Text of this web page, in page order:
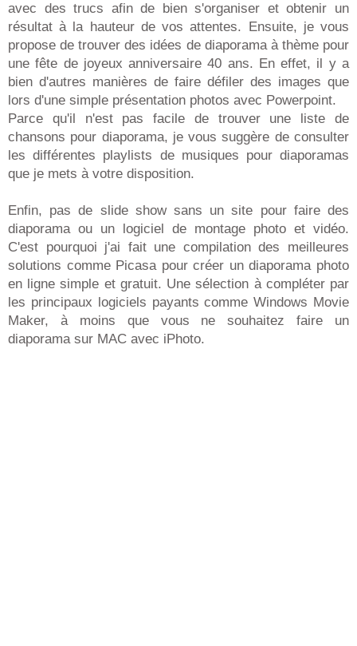
avec des trucs afin de bien s'organiser et obtenir un
résultat à la hauteur de vos attentes. Ensuite, je vous
propose de trouver des idées de diaporama à thème pour
une fête de joyeux anniversaire 40 ans. En effet, il y a
bien d'autres manières de faire défiler des images que
lors d'une simple présentation photos avec Powerpoint.
Parce qu'il n'est pas facile de trouver une liste de
chansons pour diaporama, je vous suggère de consulter
les différentes playlists de musiques pour diaporamas
que je mets à votre disposition.
Enfin, pas de slide show sans un site pour faire des
diaporama ou un logiciel de montage photo et vidéo.
C'est pourquoi j'ai fait une compilation des meilleures
solutions comme Picasa pour créer un diaporama photo
en ligne simple et gratuit. Une sélection à compléter par
les principaux logiciels payants comme Windows Movie
Maker, à moins que vous ne souhaitez faire un
diaporama sur MAC avec iPhoto.